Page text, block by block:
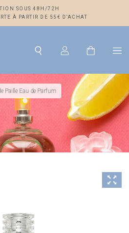
SOUS 48H/72H
À PARTIR DE 55€ D’ACHAT
Paille Eau de Parfum